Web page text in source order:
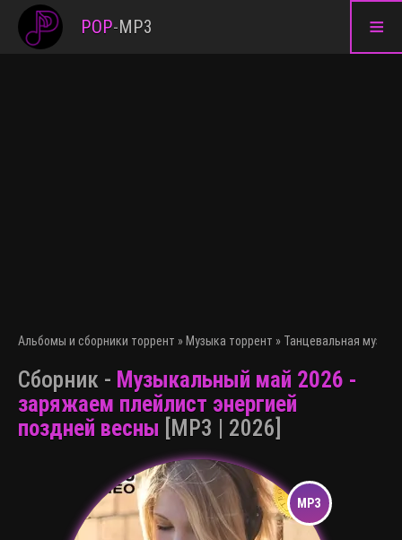
≡
POP-MP3
Альбомы и сборники торрент » Музыка торрент » Танцевальная
Сборник - Музыкальный май 2026 -
заряжаем плейлист энергией
поздней весны [MP3 | 2026]